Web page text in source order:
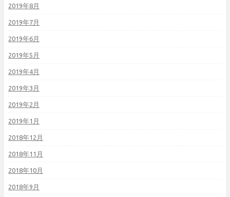
2019年8月
2019年7月
2019年6月
2019年5月
2019年4月
2019年3月
2019年2月
2019年1月
2018年12月
2018年11月
2018年10月
2018年9月